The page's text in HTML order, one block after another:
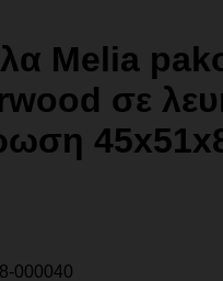
Melia
σε
000040